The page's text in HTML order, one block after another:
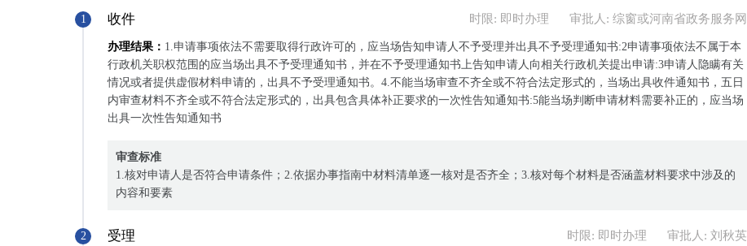
1 收件 时限: 即时办理 审批人: 综窗或河南省政务服务网
办理结果： 1.申请事项依法不需要取得行政许可的，应当场告知申请人不予受理并出具不予受理通知书:2申请事项依法不属于本
行政机关职权范围的应当场出具不予受理通知书，并在不予受理通知书上告知申请人向相关行政机关提出申请:3申请人隐瞒有关
情况或者提供虚假材料申请的，出具不予受理通知书。4.不能当场审查不齐全或不符合法定形式的，当场出具收件通知书，五日
内审查材料不齐全或不符合法定形式的，出具包含具体补正要求的一次性告知通知书:5能当场判断申请材料需要补正的，应当场
出具一次性告知通知书
审查标准
1.核对申请人是否符合申请条件；2.依据办事指南中材料清单逐一核对是否齐全；3.核对每个材料是否涵盖材料要求中涉及的
内容和要素
2 受理 时限: 即时办理 审批人: 刘秋英